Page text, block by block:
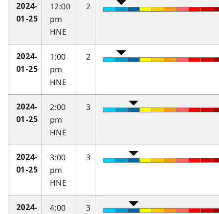
2024-
01-25
12:00
pm
HNE
2
2024-
01-25
1:00
pm
HNE
2
2024-
01-25
2:00
pm
HNE
3
2024-
01-25
3:00
pm
HNE
3
2024-
4:00
3